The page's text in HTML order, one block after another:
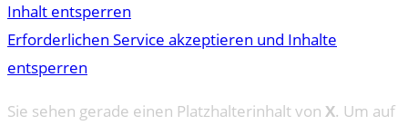
Inhalt entsperren
Erforderlichen Service akzeptieren und Inhalte
entsperren
Sie sehen gerade einen Platzhalterinhalt von X. Um auf